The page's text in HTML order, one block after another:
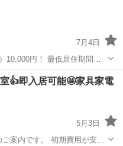
7月4日
10,000円！ 最低居住期間は
去は1か月分のお家賃と光熱
ハウス 初期
👍即入居可能🤩家具家電
5月3日
。 初期費用が安